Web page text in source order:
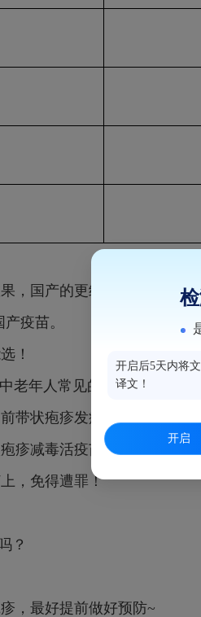
，国产的更经济实惠。
疫苗。
！
老年人常见的感染性疾病
带状疱疹发病呈现年轻化
疹减毒活疫苗，可以保护
，免得遭罪！
？
，最好提前做好预防~
开启后5天内将
译文！
开启